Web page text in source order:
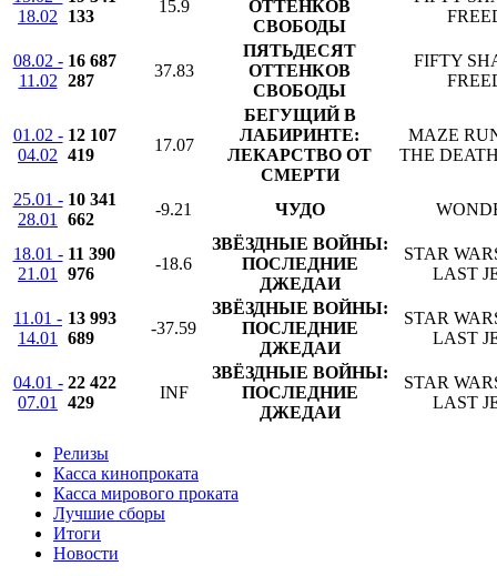
18.02
133
15.9
ОТТЕНКОВ
СВОБОДЫ
08.02 -
11.02
16 687
287
37.83
ПЯТЬДЕСЯТ
ОТТЕНКОВ
СВОБОДЫ
FIFTY
01.02 -
04.02
12 107
419
17.07
БЕГУЩИЙ В
ЛАБИРИНТЕ:
ЛЕКАРСТВО ОТ
СМЕРТИ
MAZE
THE
25.01 -
28.01
10 341
662
-9.21 ЧУДО
18.01 -
21.01
11 390
976
-18.6
ЗВЁЗДНЫЕ ВОЙНЫ:
ПОСЛЕДНИЕ
ДЖЕДАИ
STAR
LAST
11.01 -
14.01
13 993
689
-37.59
ЗВЁЗДНЫЕ ВОЙНЫ:
ПОСЛЕДНИЕ
ДЖЕДАИ
STAR
LAST
04.01 -
07.01
22 422
429
INF
ЗВЁЗДНЫЕ ВОЙНЫ:
ПОСЛЕДНИЕ
ДЖЕДАИ
STAR
LAST
Релизы
Касса кинопроката
Касса мирового проката
Лучшие сборы
Итоги
Новости